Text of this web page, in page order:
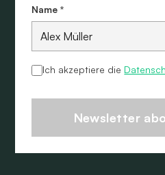
Name *
Ich akzeptiere die
Newsletter